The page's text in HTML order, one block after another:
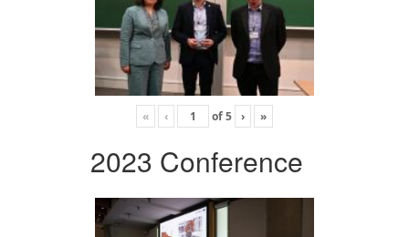
« ‹ of5 › »
2023 Conference